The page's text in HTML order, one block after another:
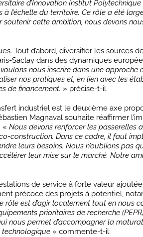
d’Innovation Institut
l’échelle du territoire. Ce rôle a été
soutenir cette ambition, nous devons
Tout d’abord, diversifier les sources
Saclay dans des dynamiques
nous inscrire dans une approche
nos pratiques et, en lien avec les
de financement. » précise-t-il.
industriel est le deuxième axe
Magnaval souhaite réaffirmer
« Nous devons renforcer les passerelles
construction. Dans ce cadre, il faut
leurs besoins. Nous n’oublions pas
leur mise sur le marché. Notre
de service à forte valeur
précoce des projets à potentiel,
rôle est d’agir localement tout en nous
prioritaires de recherche
nous permet d’accompagner la
technologique» commente-t-il.